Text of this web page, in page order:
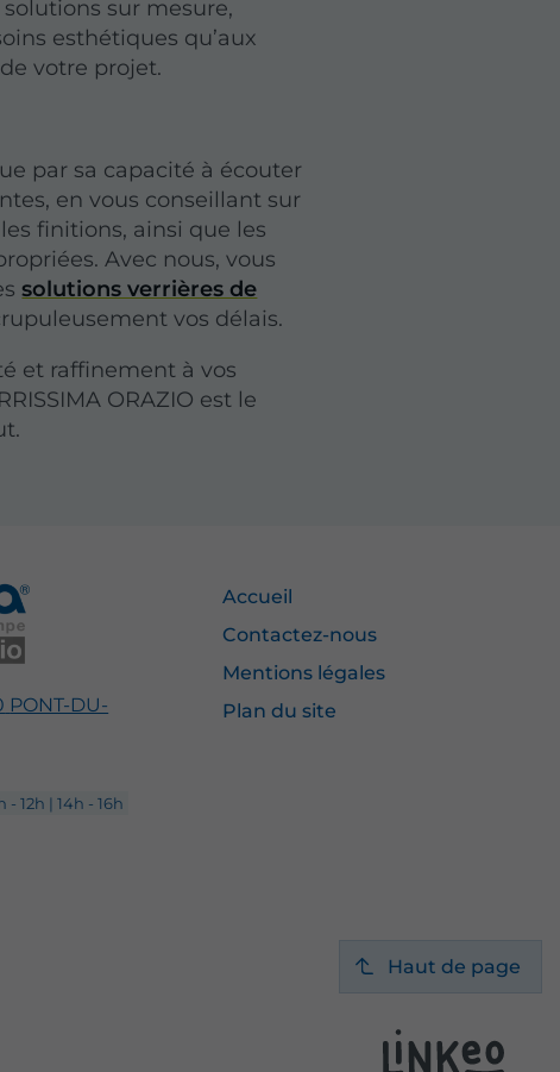
sur mesure,
esthétiques qu’aux
votre projet.
par sa capacité à écouter
en vous conseillant sur
finitions, ainsi que les
Avec nous, vous
solutions verrières de
vos délais.
et raffinement à vos
ORAZIO est le
PONT-DU-
- 12h | 14h - 16h
Accueil
Contactez-nous
Mentions légales
Plan du site
Haut de page